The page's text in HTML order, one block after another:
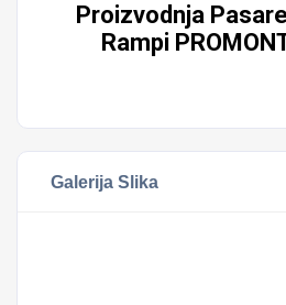
Proizvodnja
Rampi
Galerija Slika